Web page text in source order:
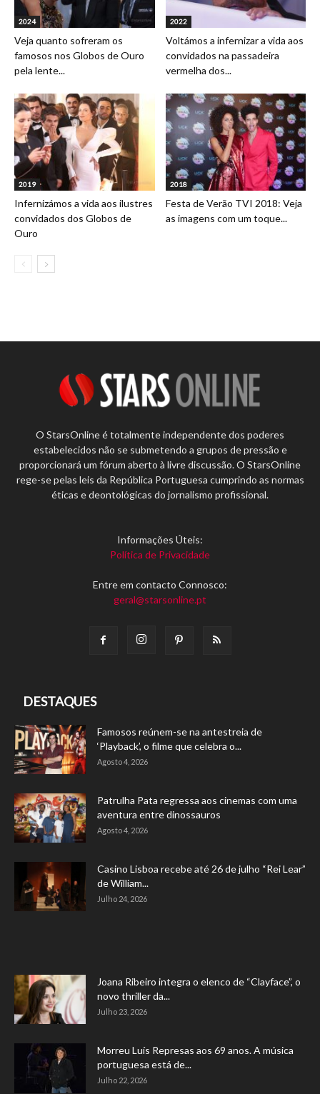
2024
Veja quanto sofreram os
famosos nos Globos de Ouro
pela lente...
2022
Voltámos a infernizar a vida aos
convidados na passadeira
vermelha dos...
2019
Infernizámos a vida aos ilustres
convidados dos Globos de
Ouro
2018
Festa de Verão TVI 2018: Veja
as imagens com um toque...
O StarsOnline é totalmente independente dos poderes
estabelecidos não se submetendo a grupos de pressão e
proporcionará um fórum aberto à livre discussão. O StarsOnline
rege-se pelas leis da República Portuguesa cumprindo as normas
éticas e deontológicas do jornalismo profissional.
Informações Úteis:
Política de Privacidade
Entre em contacto Connosco:
geral@starsonline.pt
DESTAQUES
Famosos reúnem-se na antestreia de
‘Playback’, o filme que celebra o...
Agosto 4, 2026
Patrulha Pata regressa aos cinemas com uma
aventura entre dinossauros
Agosto 4, 2026
Casino Lisboa recebe até 26 de julho “Rei Lear”
de William...
Julho 24, 2026
Joana Ribeiro integra o elenco de “Clayface”, o
novo thriller da...
Julho 23, 2026
Morreu Luís Represas aos 69 anos. A música
portuguesa está de...
Julho 22, 2026